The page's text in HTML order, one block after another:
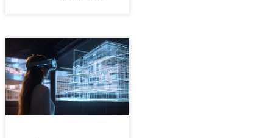
靠开会，已经跑不动
了。你需要的不只是软
件，而是一个懂业务、
懂技术、服务过上千家
企业的专业伙伴。红圈
工程项目管理软件系
统，就是这样一个以数